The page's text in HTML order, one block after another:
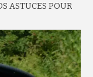
ASTUCES POUR